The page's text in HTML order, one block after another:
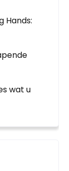
Hands:
wat u